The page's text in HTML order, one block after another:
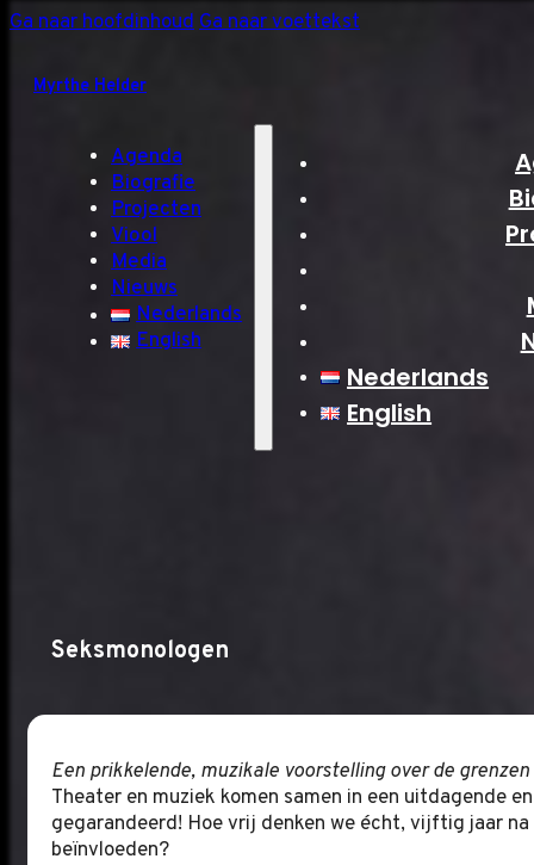
Ga naar hoofdinhoudGa naar voettekst
Myrthe Helder
Agenda
Biografie
Projecten
Viool
Media
Nieuws
Nederlands
English
Nederlands
English
Seksmonologen
Een prikkelende, muzikale voorstelling over de
Theater en muziek komen samen in een uitdagende
gegarandeerd! Hoe vrij denken we écht, vijftig jaar
beïnvloeden?